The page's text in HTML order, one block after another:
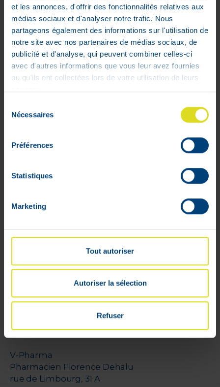
et les annonces, d'offrir des fonctionnalités relatives aux
médias sociaux et d'analyser notre trafic. Nous
partageons également des informations sur l'utilisation de
notre site avec nos partenaires de médias sociaux, de
publicité et d'analyse, qui peuvent combiner celles-ci
avec d'autres informations que vous leur avez fournies
ou qu'ils ont collectées lors de votre utilisation de leurs
Nécessaires
Préférences
Statistiques
Marketing
Tout autoriser
Autoriser la sélection
Refuser
Abbott Thin Lancets 28G 200 Pièces
7084901
12,58€
Stock faible
Suivis de commandes
Conditions générales
Paiements sécurisés
VPharma
V-Pharma
Pharmacien Florence Dehalu
rue de Limbourg, 31 A